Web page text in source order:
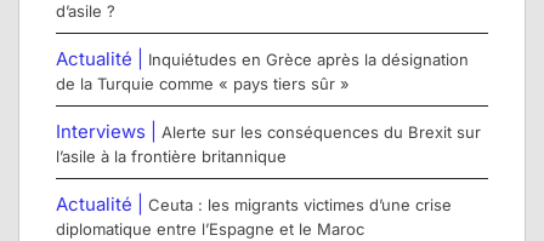
d’asile ?
Actualité |
Inquiétudes en Grèce après la désignation
de la Turquie comme « pays tiers sûr »
Interviews | Alerte sur les conséquences du Brexit sur
l’asile à la frontière britannique
Actualité | Ceuta : les migrants victimes d’une crise
diplomatique entre l’Espagne et le Maroc